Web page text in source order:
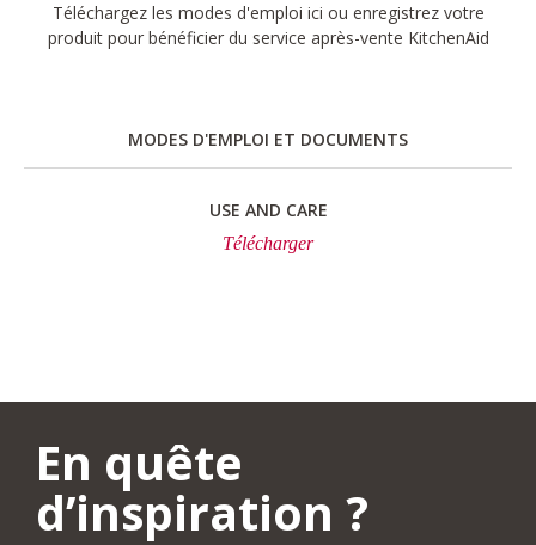
Téléchargez les modes d'emploi ici ou enregistrez votre
produit pour bénéficier du service après-vente KitchenAid
MODES D'EMPLOI ET DOCUMENTS
USE AND CARE
Télécharger
En quête
d’inspiration ?